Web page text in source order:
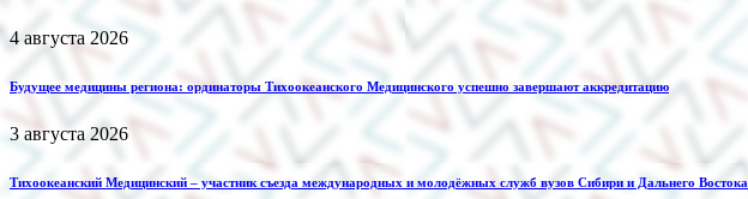
4 августа 2026
Будущее медицины региона: ординаторы Тихоокеанского Медицинского успешно завершают аккредитацию
3 августа 2026
Тихоокеанский Медицинский – участник съезда международных и молодёжных служб вузов Сибири и Дальнего Востока